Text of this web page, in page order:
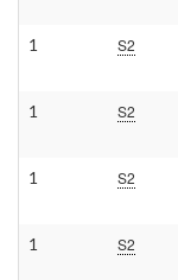
1 S2
1 S2
1 S2
1 S2